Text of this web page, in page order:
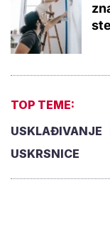
TOP TEME:
USKLAĐIVANJE
USKRSNICE